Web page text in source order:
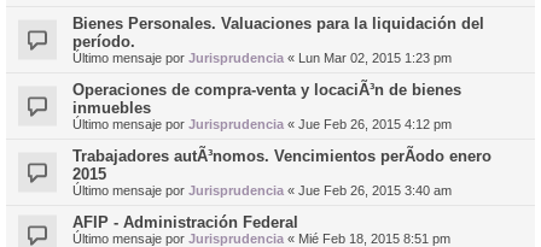
Bienes Personales. Valuaciones para la liquidación del
período.
Último mensaje por Jurisprudencia « Lun Mar 02, 2015 1:23 pm
Operaciones de compra-venta y locaciÃ³n de bienes
inmuebles
Último mensaje por Jurisprudencia « Jue Feb 26, 2015 4:12 pm
Trabajadores autÃ³nomos. Vencimientos perÃ­odo enero
2015
Último mensaje por Jurisprudencia « Jue Feb 26, 2015 3:40 am
AFIP - Administración Federal
Último mensaje por Jurisprudencia « Mié Feb 18, 2015 8:51 pm